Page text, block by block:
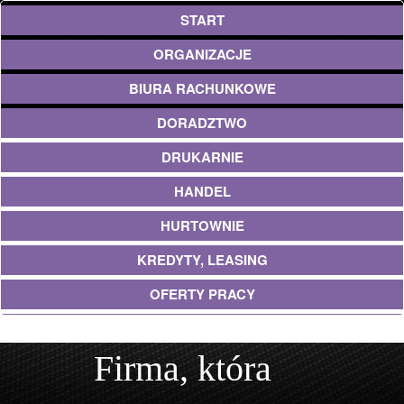
START
ORGANIZACJE
BIURA RACHUNKOWE
DORADZTWO
DRUKARNIE
HANDEL
HURTOWNIE
KREDYTY, LEASING
OFERTY PRACY
BANKI, PRZELEWY, WALUTY, KANTORY
USŁUGI BUDOWLANE
Firma, która